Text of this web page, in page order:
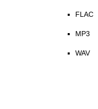
FLAC
MP3
WAV